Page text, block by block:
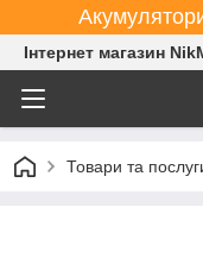
Інтернет магазин
Товари та